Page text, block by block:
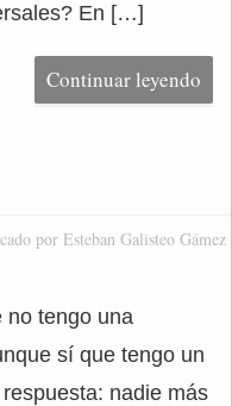
En […]
Continuar leyendo
por Esteban Galisteo Gámez
no tengo una
sí que tengo un
nadie más